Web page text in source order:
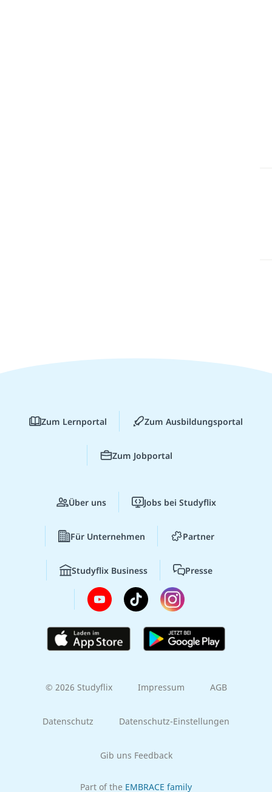
Zum Lernportal Zum Ausbildungsportal
Zum Jobportal
Über uns Jobs bei Studyflix
Für Unternehmen Partner
Studyflix Business Presse
© 2026 Studyflix Impressum AGB
Datenschutz Datenschutz-Einstellungen
Gib uns Feedback
Part of the EMBRACE family